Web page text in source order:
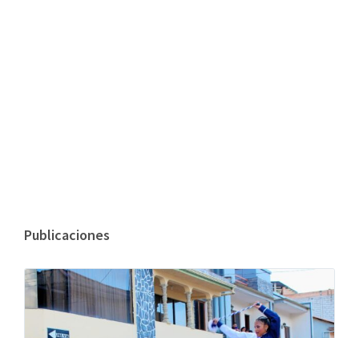
Publicaciones